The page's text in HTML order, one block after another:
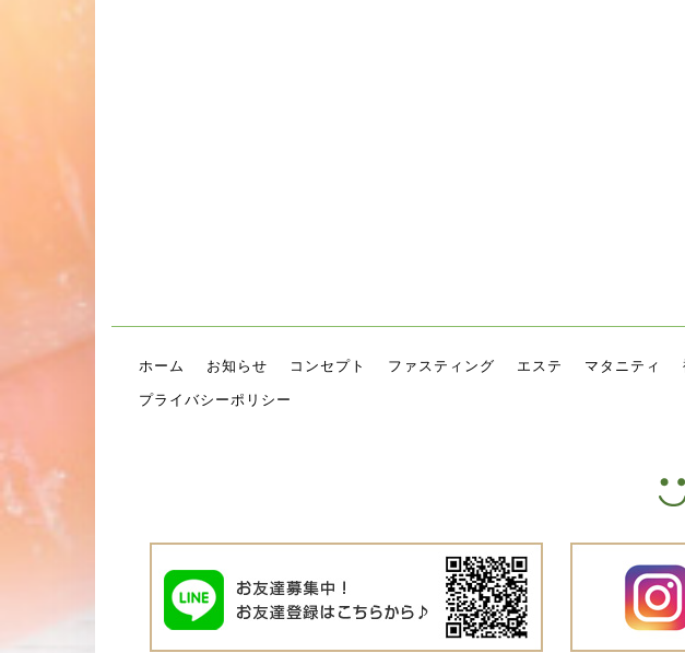
ホーム お知らせ コンセプト ファスティング エステ マタニティ
プライバシーポリシー